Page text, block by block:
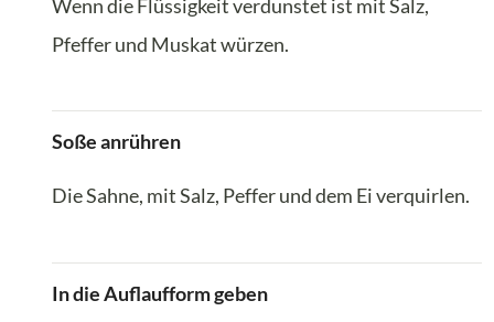
Wenn die Flüssigkeit verdunstet ist mit Salz,
Pfeffer und Muskat würzen.
Soße anrühren
Die Sahne, mit Salz, Peffer und dem Ei verquirlen.
In die Auflaufform geben